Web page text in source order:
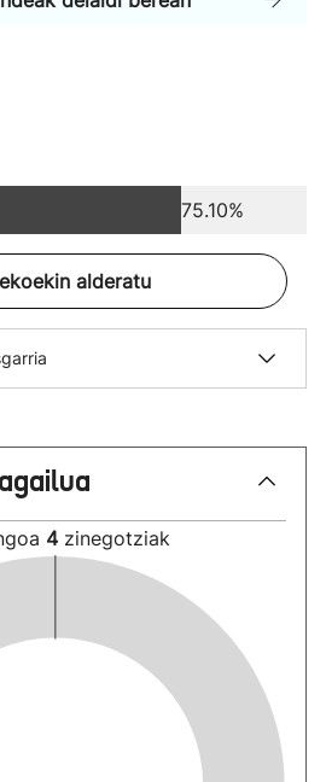
75.10%
alderatu
4 zinegotziak